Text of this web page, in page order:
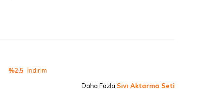
%2.5 İndirim
Daha Fazla Sıvı Aktarma Seti